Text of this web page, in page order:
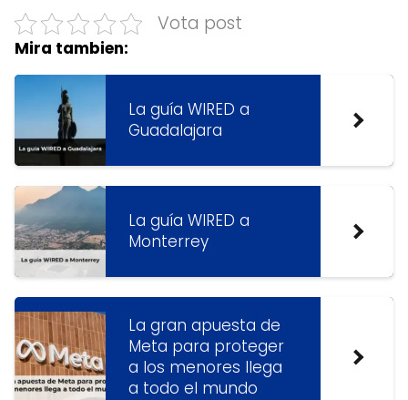
Vota post
Mira tambien:
La guía WIRED a
Guadalajara
La guía WIRED a
Monterrey
La gran apuesta de
Meta para proteger
a los menores llega
a todo el mundo